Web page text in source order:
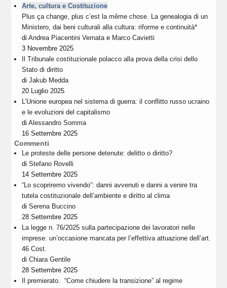
Arte, cultura e Costituzione
Plus ça change, plus c’est la même chose. La genealogia di un
Ministero, dai beni culturali alla cultura: riforme e continuità*
diAndrea Piacentini Vernatae Marco Cavietti
3 Novembre 2025
Il Tribunale costituzionale polacco alla prova della crisi dello
Stato di diritto
diJakub Medda
20 Luglio 2025
L’Unione europea nel sistema di guerra: il conflitto russo ucraino
e le evoluzioni del capitalismo
diAlessandro Somma
16 Settembre 2025
Commenti
Le proteste delle persone detenute: delitto o diritto?
diStefano Rovelli
14 Settembre 2025
“Lo scopriremo vivendo”: danni avvenuti e danni a venire tra
tutela costituzionale dell’ambiente e diritto al clima
diSerena Buccino
28 Settembre 2025
La legge n. 76/2025 sulla partecipazione dei lavoratori nelle
imprese: un’occasione mancata per l’effettiva attuazione dell’art.
46 Cost.
diChiara Gentile
28 Settembre 2025
Il premierato. “Come chiudere la transizione” al regime